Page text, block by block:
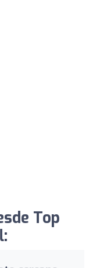
Top